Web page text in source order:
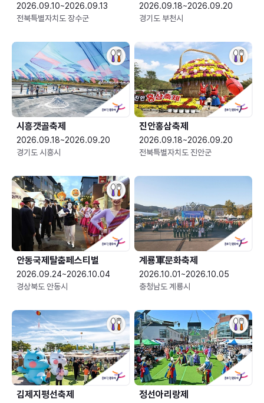
2026.09.10~2026.09.13
전북특별자치도 장수군
2026.09.18~2026.09.20
경기도 부천시
시흥갯골축제
2026.09.18~2026.09.20
경기도 시흥시
진안홍삼축제
2026.09.18~2026.09.20
전북특별자치도 진안군
안동국제탈춤페스티벌
2026.09.24~2026.10.04
경상북도 안동시
2026.10.01~2026.10.05
충청남도 계룡시
김제지평선축제 정선아리랑제